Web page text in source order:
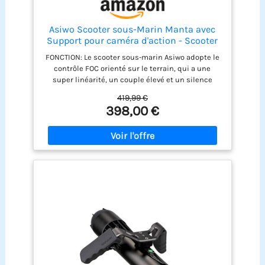
Asiwo Scooter sous-Marin Manta avec
Support pour caméra d'action - Scooter
Marin à Deux Moteurs étanche pour la
plongée, la Natation, la plongée avec
Tuba
FONCTION: Le scooter sous-marin Asiwo adopte le
contrôle FOC orienté sur le terrain, qui a une
super linéarité, un couple élevé et un silence
progressive à vitesse variable à 3 vitesses modifie
précisément la vitesse de déplacement, atteint
une vitesse de 5,7 km / h. DOUBLE MOTEUR: Le
moteur double de 600 W libère 19,84 lb de
poussée pour explorer le monde sous-marin de
30 mètres. Alimenté par une batterie lithium-ion
flottante pour empêcher le scooter de couler, et
avons également conçu un verrou de sécurité
pour enfants pour éviter une mauvaise
utilisation.Le poids total de 3,5 kg le rend facile à
transporter pendant les déplacements sans
419,99 €
398,00 €